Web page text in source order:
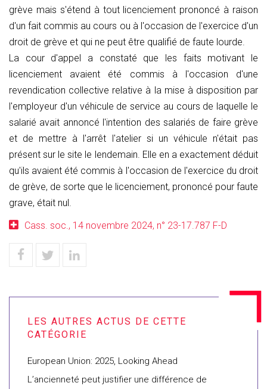
grève mais s'étend à tout licenciement prononcé à raison
d'un fait commis au cours ou à l'occasion de l'exercice d'un
droit de grève et qui ne peut être qualifié de faute lourde.
La cour d'appel a constaté que les faits motivant le
licenciement avaient été commis à l'occasion d'une
revendication collective relative à la mise à disposition par
l'employeur d'un véhicule de service au cours de laquelle le
salarié avait annoncé l'intention des salariés de faire grève
et de mettre à l'arrêt l'atelier si un véhicule n'était pas
présent sur le site le lendemain. Elle en a exactement déduit
qu'ils avaient été commis à l'occasion de l'exercice du droit
de grève, de sorte que le licenciement, prononcé pour faute
grave, était nul.
Cass. soc., 14 novembre 2024, n° 23-17.787 F-D
European Union: 2025, Looking Ahead
L’ancienneté peut justifier une différence de